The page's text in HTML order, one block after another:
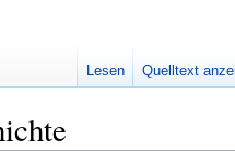
Lesen Quelltext